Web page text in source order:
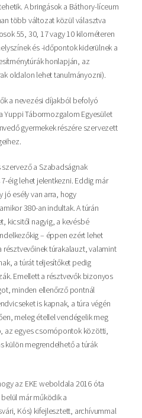
A bringások a Báthory-líceum
több változat közül választva
55, 30, 17 vagy 10 kilométeren
és -időpon­tok kiderülnek a
honlapján, az
oldalon lehet tanulmányozni).
a nevezési díjakból befolyó
Yuppi Tábormozgalom Egyesület
gyermekek részére szervezett
a Szabadságnak
éig lehet jelentkezni. Eddig már
jó esély van arra, hogy
380-an indultak. A túrán
kicsitől nagyig, a kevésbé
– éppen ezért lehet
túrakalauzt, valamint
a túrát teljesítőket pedig
Emellett a résztvevők bizonyos
minden ellenőrző pontnál
is kapnak, a túra végén
meleg étellel vendégelik meg
az egyes csomópontok közötti,
külön megrendelhető a túrák
az EKE weboldala 2016 óta
már működik a
Kós) kifejlesztett, archívummal